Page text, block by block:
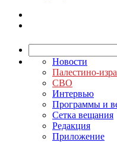
Новости
Палестино-
СВО
Интервью
Программы и
Сетка вещания
Редакция
Приложение